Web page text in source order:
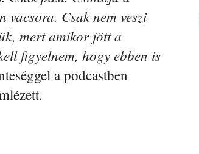
Csak nem veszi
mert amikor jött a
figyelnem, hogy ebben is
a podcastben